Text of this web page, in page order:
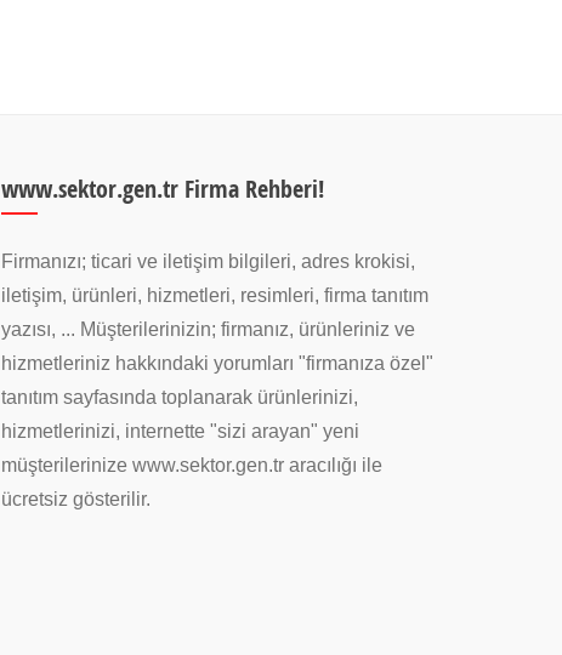
www.sektor.gen.tr Firma Rehberi!
Firmanızı; ticari ve iletişim bilgileri, adres krokisi,
iletişim, ürünleri, hizmetleri, resimleri, firma tanıtım
yazısı, ... Müşterilerinizin; firmanız, ürünleriniz ve
hizmetleriniz hakkındaki yorumları "firmanıza özel"
tanıtım sayfasında toplanarak ürünlerinizi,
hizmetlerinizi, internette "sizi arayan" yeni
müşterilerinize www.sektor.gen.tr aracılığı ile
ücretsiz gösterilir.